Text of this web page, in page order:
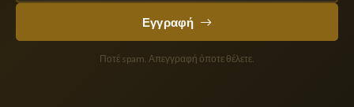
Εγγραφή
Ποτέ spam. Απεγγραφή όποτε θέλετε.